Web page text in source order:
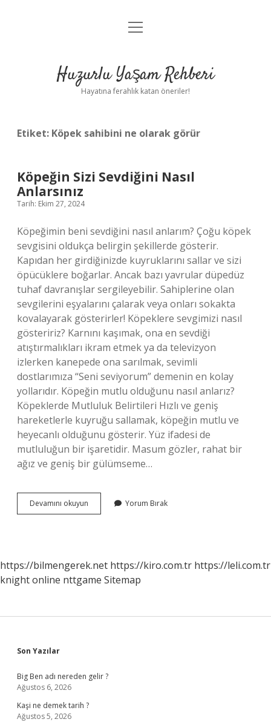
Anasayfa
Yasal Uyarı
menüyü
Huzurlu Yaşam Rehberi
Hayatına ferahlık katan öneriler!
Etiket: Köpek sahibini ne olarak görür
Köpeğin Sizi Sevdiğini Nasıl
Anlarsınız
Tarih: Ekim 27, 2024
Köpeğimin beni sevdiğini nasıl anlarım? Çoğu köpek
sevgisini oldukça belirgin şekillerde gösterir.
Kapıdan her girdiğinizde kuyruklarını sallar ve sizi
öpücüklere boğarlar. Ancak bazı yavrular düpedüz
tuhaf davranışlar sergileyebilir. Sahiplerine olan
sevgilerini eşyalarını çalarak veya onları sokakta
kovalayarak gösterirler! Köpeklere sevgimizi nasıl
gösteririz? Karnını kaşımak, ona en sevdiği
atıştırmalıkları ikram etmek ya da televizyon
izlerken kanepede ona sarılmak, sevimli
dostlarımıza “Seni seviyorum” demenin en kolay
yollarıdır. Köpeğin mutlu olduğunu nasıl anlarız?
Köpeklerde Mutluluk Belirtileri Hızlı ve geniş
hareketlerle kuyruğu sallamak, köpeğin mutlu ve
heyecanlı olduğunu gösterir. Yüz ifadesi de
mutluluğun bir işaretidir. Masum gözler, rahat bir
ağız ve geniş bir gülümseme…
Devamını okuyun Köpeğin
Sizi
Yorum Bırak
https://bilmengerek.net https://kiro.com.tr https://leli.com.tr
knight online nttgame Sitemap
Sidebar
Son Yazılar
Big Ben adı nereden gelir ?
Ağustos 6, 2026
Kaşi ne demek tarih ?
Ağustos 5, 2026